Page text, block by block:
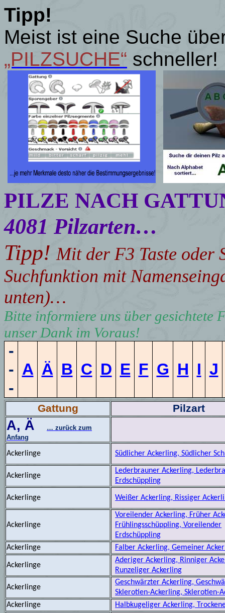
Tipp!
Meist ist eine Suche
„PILZSUCHE“ schneller!
PILZE NACH
4081 Pilzarten…
Tipp!Mit der F3 Taste oder
Suchfunktion mit
unten)…
Bitte informiere uns über
unser Dank im Voraus!
-
-
-
A Ä B C D E F G H I J
Gattung Pilzart
A, Ä
… zurück zum
Anfang
Ackerlinge Südlicher Ackerling, Südlicher
Ackerlinge
Lederbrauner Ackerling,
Erdschüppling
Ackerlinge Weißer Ackerling, Rissiger
Ackerlinge
Voreilender Ackerling, Früher
Frühlingsschüppling, Voreilender
Erdschüppling
Ackerlinge
Falber Ackerling, Gemeiner
Ackerlinge
Aderiger Ackerling, Rinniger
Runzeliger Ackerling
Ackerlinge
Geschwärzter Ackerling,
Sklerotien-Ackerling, Sklerotien-
Ackerlinge
Halbkugeliger Ackerling,